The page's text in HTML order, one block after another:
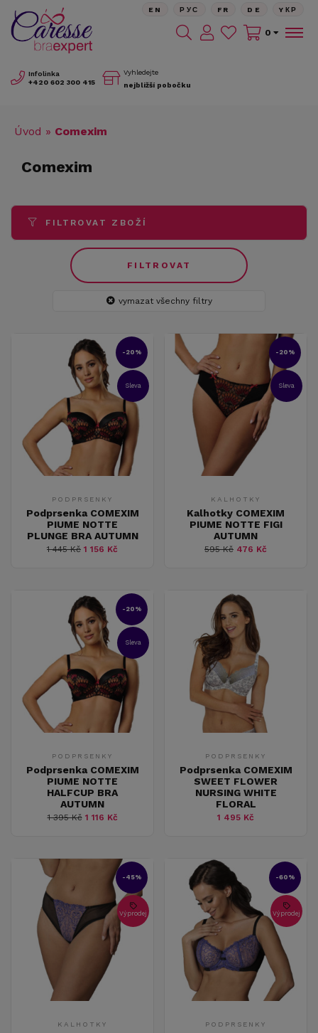
Infolinka
+420 602 300 415
Vyhledejte
nejbližší pobočku
EN РУС FR DE YКР
0
Úvod » Comexim
Comexim
FILTROVAT ZBOŽÍ
FILTROVAT
vymazat všechny filtry
-20%
Sleva
PODPRSENKY
Podprsenka COMEXIM
PIUME NOTTE
PLUNGE BRA AUTUMN
1 445 Kč 1 156 Kč
-20%
Sleva
KALHOTKY
Kalhotky COMEXIM
PIUME NOTTE FIGI
AUTUMN
595 Kč 476 Kč
-20%
Sleva
PODPRSENKY
Podprsenka COMEXIM
PIUME NOTTE
HALFCUP BRA
AUTUMN
1 395 Kč1 116 Kč
PODPRSENKY
Podprsenka COMEXIM
SWEET FLOWER
NURSING WHITE
FLORAL
1 495 Kč
-45%
Výprodej
KALHOTKY
-60%
Výprodej
PODPRSENKY